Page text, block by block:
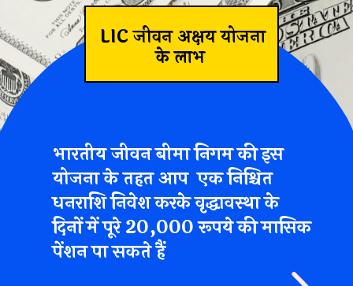
LIC जीवन अक्षय योजना
के लाभ
बीमा निगम
तहत आप एक
करके
20,000 रूपये